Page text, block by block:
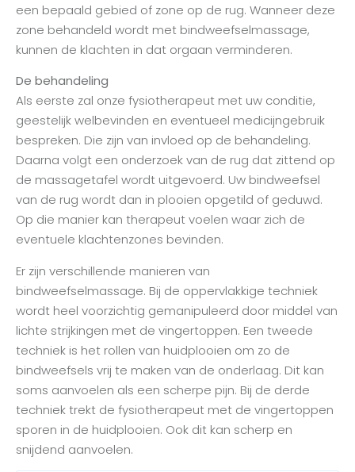
een bepaald gebied of zone op de rug. Wanneer deze
zone behandeld wordt met bindweefselmassage,
kunnen de klachten in dat orgaan verminderen.
De behandeling
Als eerste zal onze fysiotherapeut met uw conditie,
geestelijk welbevinden en eventueel medicijngebruik
bespreken. Die zijn van invloed op de behandeling.
Daarna volgt een onderzoek van de rug dat zittend op
de massagetafel wordt uitgevoerd. Uw bindweefsel
van de rug wordt dan in plooien opgetild of geduwd.
Op die manier kan therapeut voelen waar zich de
eventuele klachtenzones bevinden.
Er zijn verschillende manieren van
bindweefselmassage. Bij de oppervlakkige techniek
wordt heel voorzichtig gemanipuleerd door middel van
lichte strijkingen met de vingertoppen. Een tweede
techniek is het rollen van huidplooien om zo de
bindweefsels vrij te maken van de onderlaag. Dit kan
soms aanvoelen als een scherpe pijn. Bij de derde
techniek trekt de fysiotherapeut met de vingertoppen
sporen in de huidplooien. Ook dit kan scherp en
snijdend aanvoelen.